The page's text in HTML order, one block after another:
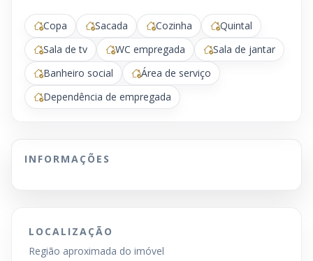
Copa Sacada Cozinha
Quintal
Sala de tv
WC empregada
Sala de jantar
Banheiro social
Área de serviço
Dependência de empregada
INFORMAÇÕES
LOCALIZAÇÃO
Região aproximada do imóvel